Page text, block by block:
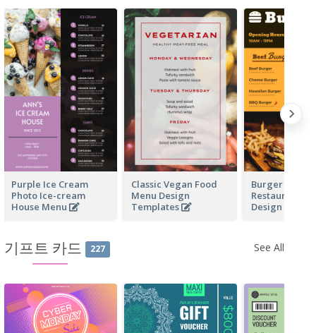
Purple Ice Cream
Photo Ice-cream
House Menu
Classic Vegan Food
Menu Design
Templates
Burger Fast
Restaurant
Design
기프트 카드 227 See All